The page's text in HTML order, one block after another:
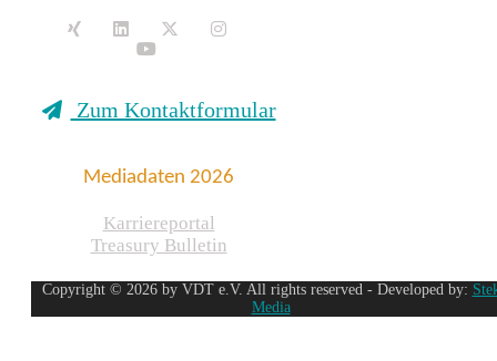
Zum Kontaktformular
Mediadaten 2026
Karriereportal
Treasury Bulletin
Copyright © 2026 by VDT e.V. All rights reserved - Developed by:
Media